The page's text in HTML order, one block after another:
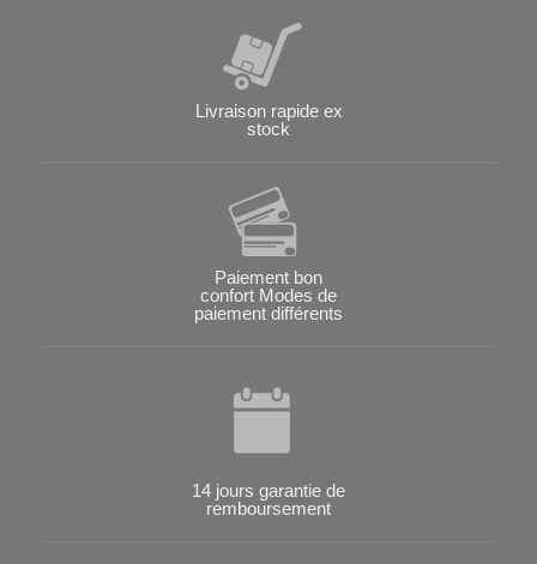
Livraison rapide ex
stock
Paiement bon
confort Modes de
paiement différents
14 jours garantie de
remboursement